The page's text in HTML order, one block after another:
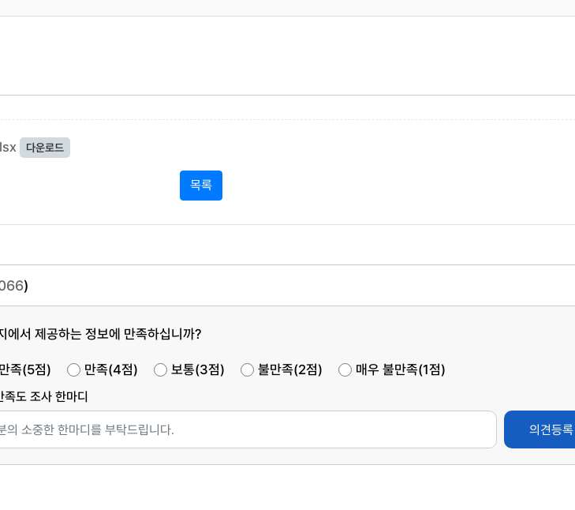
다운로드
목록
)
에서 제공하는 정보에 만족하십니까?
족(5점) 만족(4점) 보통(3점) 불만족(2점) 매우 불만족(1점)
족도 조사 한마디
의견등록